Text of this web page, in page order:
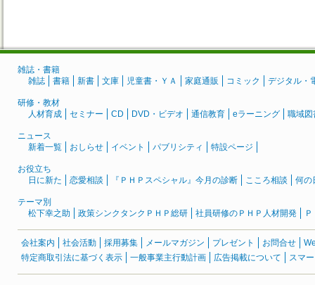
雑誌・書籍
雑誌
書籍 新書 文庫 児童書・ＹＡ 家庭通販 コミック デジタル・
研修・教材
人材育成
セミナー CD DVD・ビデオ 通信教育 eラーニング 職域図
ニュース
新着一覧
おしらせ イベント パブリシティ 特設ページ
お役立ち
日に新た
恋愛相談 『ＰＨＰスペシャル』今月の診断 こころ相談 何の
テーマ別
松下幸之助
政策シンクタンクＰＨＰ総研 社員研修のＰＨＰ人材開発
会社案内 社会活動 採用募集 メールマガジン プレゼント お問合せ
特定商取引法に基づく表示
一般事業主行動計画 広告掲載について スマ